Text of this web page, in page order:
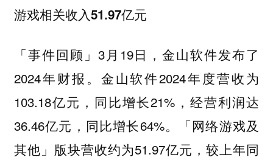
游戏相关收入51.97亿元
「事件回顾」 3月19日，金山软件发布了
2024年财报。金山软件2024年度营收为
103.18亿元，同比增长21%，经营利润达
36.46亿元，同比增长64%。「网络游戏及
其他」版块营收约为51.97亿元，较上年同